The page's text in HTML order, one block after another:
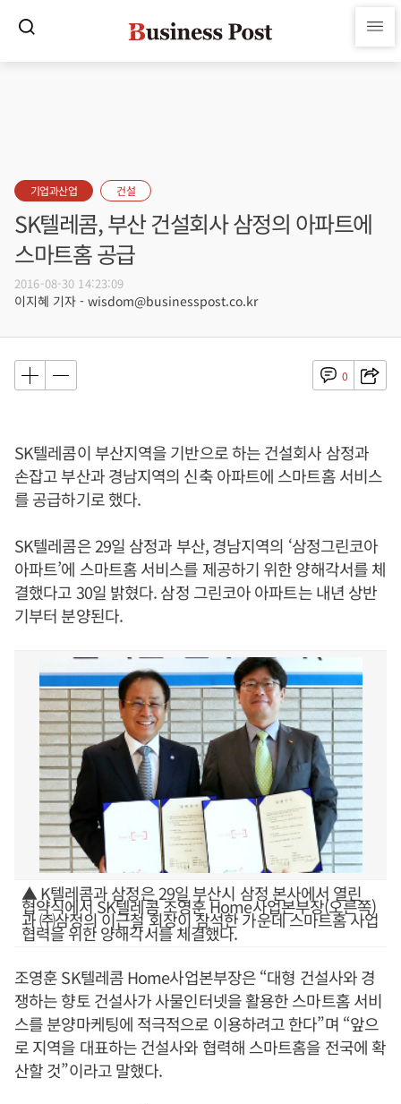
기업과산업 건설
SK텔레콤, 부산 건설회사 삼정의 아파트에
스마트홈 공급
2016-08-30 14:23:09
이지혜 기자 - wisdom@businesspost.co.kr
0
SK텔레콤이 부산지역을 기반으로 하는 건설회사 삼정과
손잡고 부산과 경남지역의 신축 아파트에 스마트홈 서비스
를 공급하기로 했다.
SK텔레콤은 29일 삼정과 부산, 경남지역의 ‘삼정그린코아
아파트’에 스마트홈 서비스를 제공하기 위한 양해각서를 체
결했다고 30일 밝혔다. 삼정 그린코아 아파트는 내년 상반
기부터 분양된다.
▲ K텔레콤과 삼정은 29일 부산시 삼정 본사에서 열린
협약식에서 SK텔레콤 조영훈 Home사업본부장(오른쪽)
과 ㈜삼정의 이근철 회장이 참석한 가운데 스마트홈 사업
협력을 위한 양해각서를 체결했다.
조영훈 SK텔레콤 Home사업본부장은 “대형 건설사와 경
쟁하는 향토 건설사가 사물인터넷을 활용한 스마트홈 서비
스를 분양마케팅에 적극적으로 이용하려고 한다”며 “앞으
로 지역을 대표하는 건설사와 협력해 스마트홈을 전국에 확
산할 것”이라고 말했다.